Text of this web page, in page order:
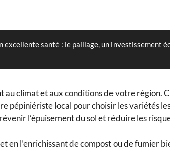
excellente santé : le paillage, un investissement
au climat et aux conditions de votre région.
pépiniériste local pour choisir les variétés
l’épuisement du sol et réduire les
en l’enrichissant de compost ou de fumier